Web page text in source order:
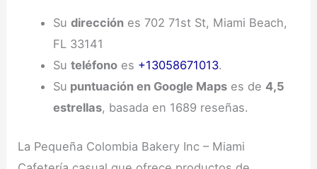
Su direcciónes 702 71st St, Miami Beach,
FL 33141
Su teléfonoes +13058671013.
Su puntuación en Google Mapses de 4,5
estrellas, basada en 1689 reseñas.
La Pequeña Colombia Bakery Inc – Miami